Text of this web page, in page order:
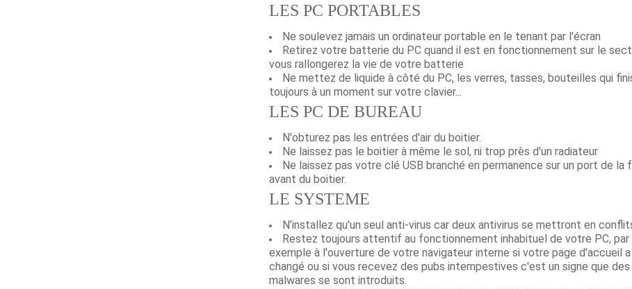
LES PC PORTABLES
Ne soulevez jamais un ordinateur portable en le tenant par l'écran
Retirez votre batterie du PC quand il est en fonctionnement sur le
vous rallongerez la vie de votre batterie
Ne mettez de liquide à côté du PC, les verres, tasses, bouteilles qui
toujours à un moment sur votre clavier...
LES PC DE BUREAU
N'obturez pas les entrées d'air du boitier.
Ne laissez pas le boitier à même le sol, ni trop près d'un radiateur
Ne laissez pas votre clé USB branché en permanence sur un port de la
avant du boitier.
LE SYSTEME
N’installez qu'un seul anti-virus car deux antivirus se mettront en
Restez toujours attentif au fonctionnement inhabituel de votre PC, par
exemple à l'ouverture de votre navigateur interne si votre page d'accueil a
changé ou si vous recevez des pubs intempestives c'est un signe que des
malwares se sont introduits.